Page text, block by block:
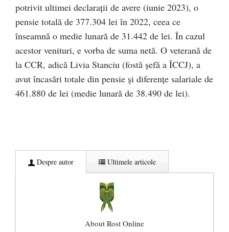
potrivit ultimei declarații de avere (iunie 2023), o
pensie totală de 377.304 lei în 2022, ceea ce
înseamnă o medie lunară de 31.442 de lei. În cazul
acestor venituri, e vorba de suma netă. O veterană de
la CCR, adică Livia Stanciu (fostă șefă a ÎCCJ), a
avut încasări totale din pensie și diferențe salariale de
461.880 de lei (medie lunară de 38.490 de lei).
Despre autor Ultimele articole
About Rost Online